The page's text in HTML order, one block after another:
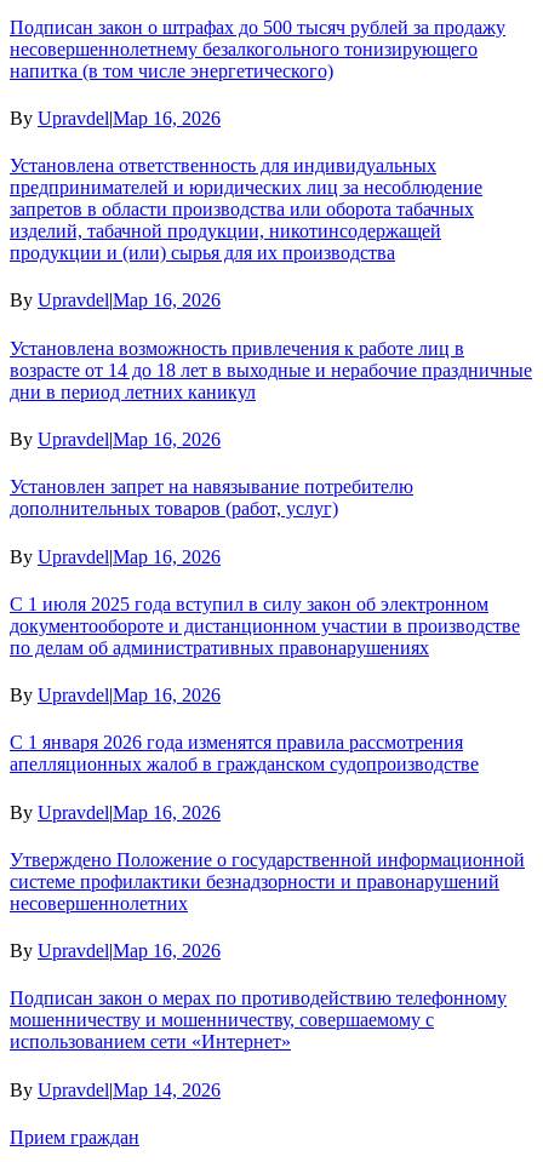
Подписан закон о штрафах до 500 тысяч рублей за продажу
несовершеннолетнему безалкогольного тонизирующего
напитка (в том числе энергетического)
By Upravdel|Мар 16, 2026
Установлена ответственность для индивидуальных
предпринимателей и юридических лиц за несоблюдение
запретов в области производства или оборота табачных
изделий, табачной продукции, никотинсодержащей
продукции и (или) сырья для их производства
By Upravdel|Мар 16, 2026
Установлена возможность привлечения к работе лиц в
возрасте от 14 до 18 лет в выходные и нерабочие праздничные
дни в период летних каникул
By Upravdel|Мар 16, 2026
Установлен запрет на навязывание потребителю
дополнительных товаров (работ, услуг)
By Upravdel|Мар 16, 2026
С 1 июля 2025 года вступил в силу закон об электронном
документообороте и дистанционном участии в производстве
по делам об административных правонарушениях
By Upravdel|Мар 16, 2026
С 1 января 2026 года изменятся правила рассмотрения
апелляционных жалоб в гражданском судопроизводстве
By Upravdel|Мар 16, 2026
Утверждено Положение о государственной информационной
системе профилактики безнадзорности и правонарушений
несовершеннолетних
By Upravdel|Мар 16, 2026
Подписан закон о мерах по противодействию телефонному
мошенничеству и мошенничеству, совершаемому с
использованием сети «Интернет»
By Upravdel|Мар 14, 2026
Прием граждан